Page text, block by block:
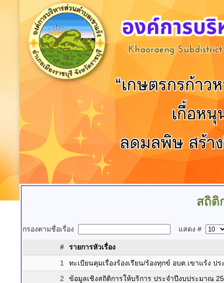
สถิติ
กรองตามชื่อเรื่อง แสดง #
#
รายการหัวเรื่อง
1
ทะเบียนคุมเรื่องร้องเรียน/ร้องทุกข์ อบต.เขาแร้ง ป
2
ข้อมูลเชิงสถิติการให้บริการ ประจำปีงบประมาณ